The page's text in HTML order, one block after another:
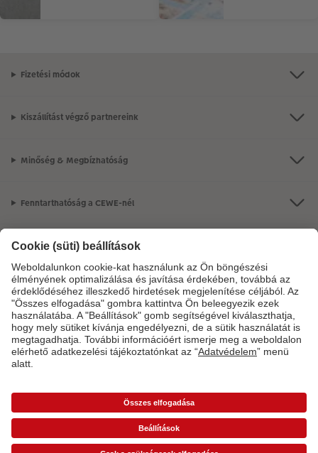
Fizetési módok
Kiszállítást végző partnereink
Minőség & Megbízhatóság
Fenntarthatóság a CEWE-nél
Szolgáltatások
A vállalat
Termékkínálat
*Az árak ajánlott fogyasztói árak és az ÁFÁ-t tartalmazzák, de nem tartalmazzák a